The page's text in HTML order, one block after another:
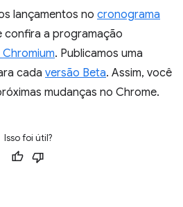
lançamentos no cronograma
confira a programação
. Publicamos uma
cada versão Beta. Assim, você
mudanças no Chrome.
Isso foi útil?